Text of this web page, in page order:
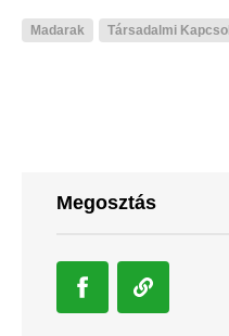
Madarak Társadalmi
Megosztás